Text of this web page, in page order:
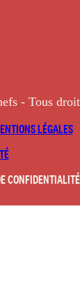
- Tous
LÉGALES
CONFIDENTIALITÉ